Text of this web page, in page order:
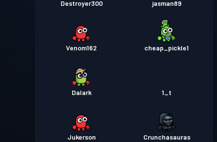
Destroyer300 jasman89
Venom162 cheap_pickle1
Dalark 1_t
Jukerson Crunchasauras